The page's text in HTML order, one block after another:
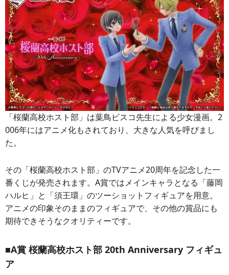
「桜蘭高校ホスト部」は葉鳥ビスコ先生による少女漫画。2
006年にはアニメ化もされており、大きな人気を呼びまし
た。
その「桜蘭高校ホスト部」のTVアニメ20周年を記念した一
番くじが発売されます。A賞ではメインキャラとなる「藤岡
ハルヒ」と「須王環」のツーショットフィギュアを用意。
アニメの印象そのままのフィギュアで、その他の賞品にも
期待できそうなクオリティーです。
■A賞 桜蘭高校ホスト部 20th Anniversary フィギュ
ア